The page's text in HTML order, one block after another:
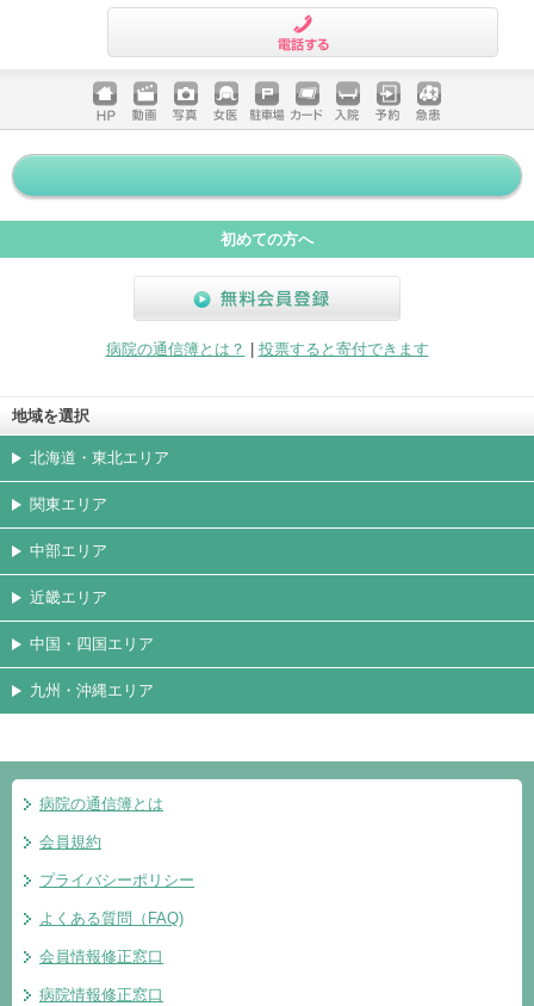
ホームペ
ージ
動画 写真 女医 駐車場
クレジッ
トカード
入院 予約 急患
初めての方へ
病院の通信簿とは？
投票すると寄付できます
地域を選択
北海道・東北エリア
関東エリア
中部エリア
近畿エリア
中国・四国エリア
九州・沖縄エリア
病院の通信簿とは
会員規約
プライバシーポリシー
よくある質問（FAQ)
会員情報修正窓口
病院情報修正窓口